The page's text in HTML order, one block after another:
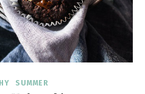
SUMMER